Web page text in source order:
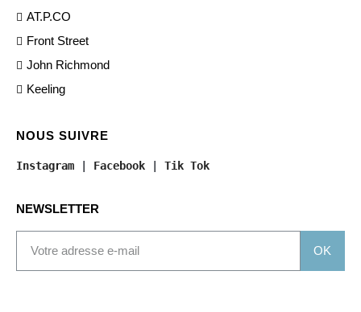
AT.P.CO
Front Street
John Richmond
Keeling
NOUS SUIVRE
Instagram Facebook Tik Tok
NEWSLETTER
OK